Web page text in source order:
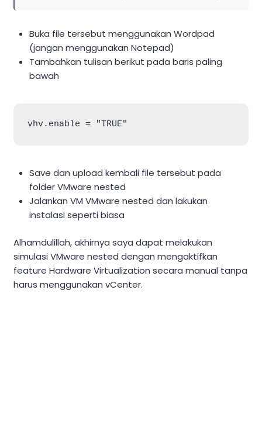
Buka file tersebut menggunakan Wordpad
(jangan menggunakan Notepad)
Tambahkan tulisan berikut pada baris paling
bawah
vhv.enable = "TRUE"
Save dan upload kembali file tersebut pada
folder VMware nested
Jalankan VM VMware nested dan lakukan
instalasi seperti biasa
Alhamdulillah, akhirnya saya dapat melakukan
simulasi VMware nested dengan mengaktifkan
feature Hardware Virtualization secara manual tanpa
harus menggunakan vCenter.